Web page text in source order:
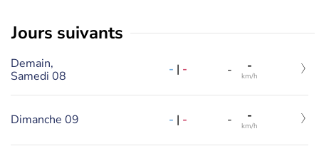
jours suivants
Demain,
Samedi 08
- | - - -
km/h
Dimanche 09 - | - - -
km/h